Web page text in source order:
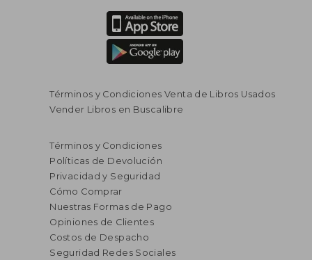
Términos y Condiciones Venta de Libros Usados
Vender Libros en Buscalibre
Términos y Condiciones
Políticas de Devolución
Privacidad y Seguridad
Cómo Comprar
Nuestras Formas de Pago
Opiniones de Clientes
Costos de Despacho
Seguridad Redes Sociales